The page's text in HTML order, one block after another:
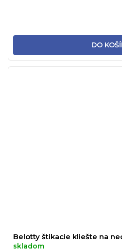
DO
Belotty štikacie kliešte na
skladom